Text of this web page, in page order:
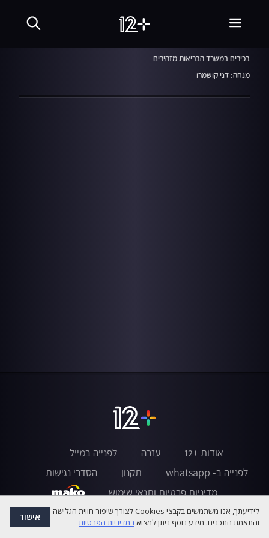
המהדורה המרכזית
בכירים במשרד הבריאות מזהירים
מנחה: דני קושמרו
אודות +12 עזרה
לפנייה במייל
לפנייה ב- whatsapp
תקנון
הסדרי נגישות
מדיניות פרטיות ותנאי שימוש
לידיעתך, אנו משתמשים בקבצי Cookies לצורך שיפור חווית הגלישה
והתאמת התכנים. מידע נוסף ניתן למצואבמדיניות הפרטיות אישור